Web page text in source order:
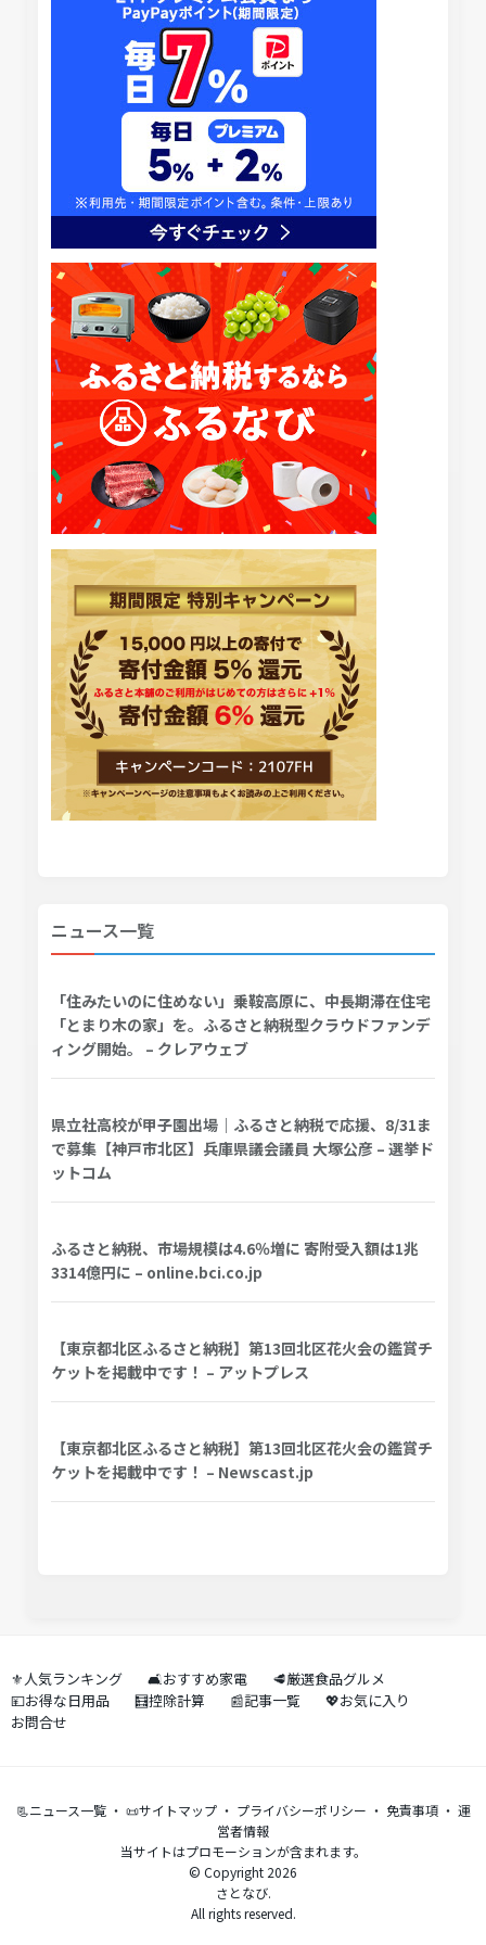
ニュース一覧
「住みたいのに住めない」乗鞍高原に、中長期滞在住宅
「とまり木の家」を。ふるさと納税型クラウドファンデ
ィング開始。 – クレアウェブ
県立社高校が甲子園出場｜ふるさと納税で応援、8/31ま
で募集【神戸市北区】兵庫県議会議員 大塚公彦 – 選挙ド
ットコム
ふるさと納税、市場規模は4.6％増に 寄附受入額は1兆
3314億円に – online.bci.co.jp
【東京都北区ふるさと納税】第13回北区花火会の鑑賞チ
ケットを掲載中です！ – アットプレス
【東京都北区ふるさと納税】第13回北区花火会の鑑賞チ
ケットを掲載中です！ – Newscast.jp
⚜️人気ランキング 🛋️おすすめ家電
🥩厳選食品グルメ
💴お得な日用品
🧮控除計算 📰記事一覧
💖お気に入り
お問合せ
📃ニュース一覧・ 📜サイトマップ・ プライバシーポリシー ・ 免責事項・ 運
営者情報
当サイトはプロモーションが含まれます。
© Copyright 2026
さとなび.
All rights reserved.